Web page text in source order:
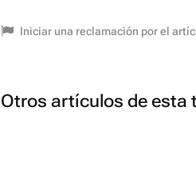
Iniciar una reclamación por el
Otros artículos de esta